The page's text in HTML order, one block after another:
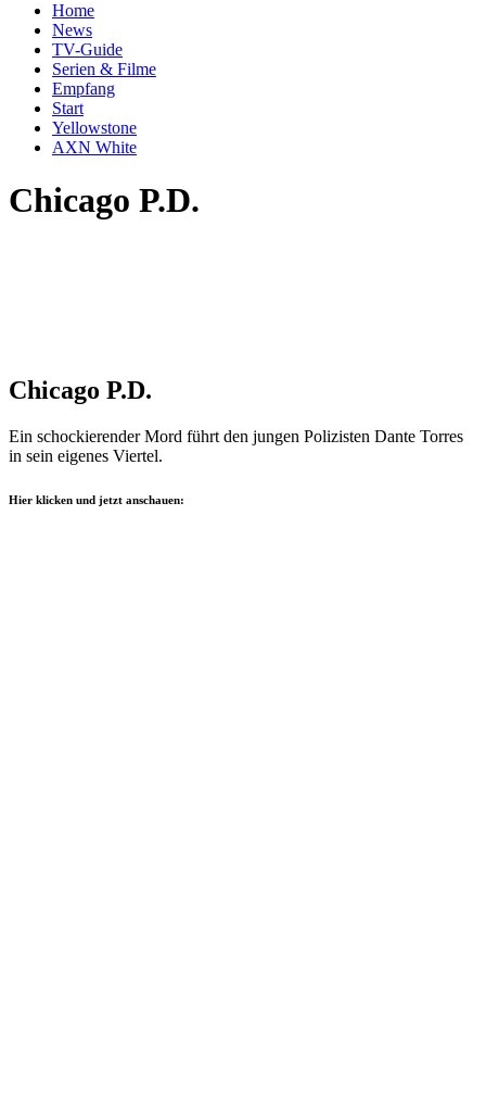
Home
News
TV-Guide
Serien & Filme
Empfang
Start
Yellowstone
AXN White
Chicago P.D.
Chicago P.D.
Ein schockierender Mord führt den jungen Polizisten Dante Torres
in sein eigenes Viertel.
Hier klicken und jetzt anschauen: